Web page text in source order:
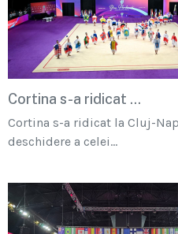
Cortina s-a ridicat ...
Cortina s-a ridicat la Cluj-
deschidere a celei...